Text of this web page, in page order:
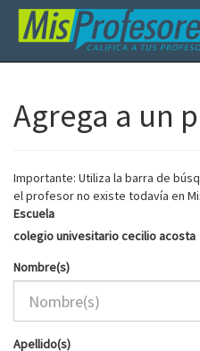
Agrega a un
Importante: Utiliza la barra de
el profesor no existe todavía en
Escuela
colegio univesitario cecilio acosta
Nombre(s)
Apellido(s)